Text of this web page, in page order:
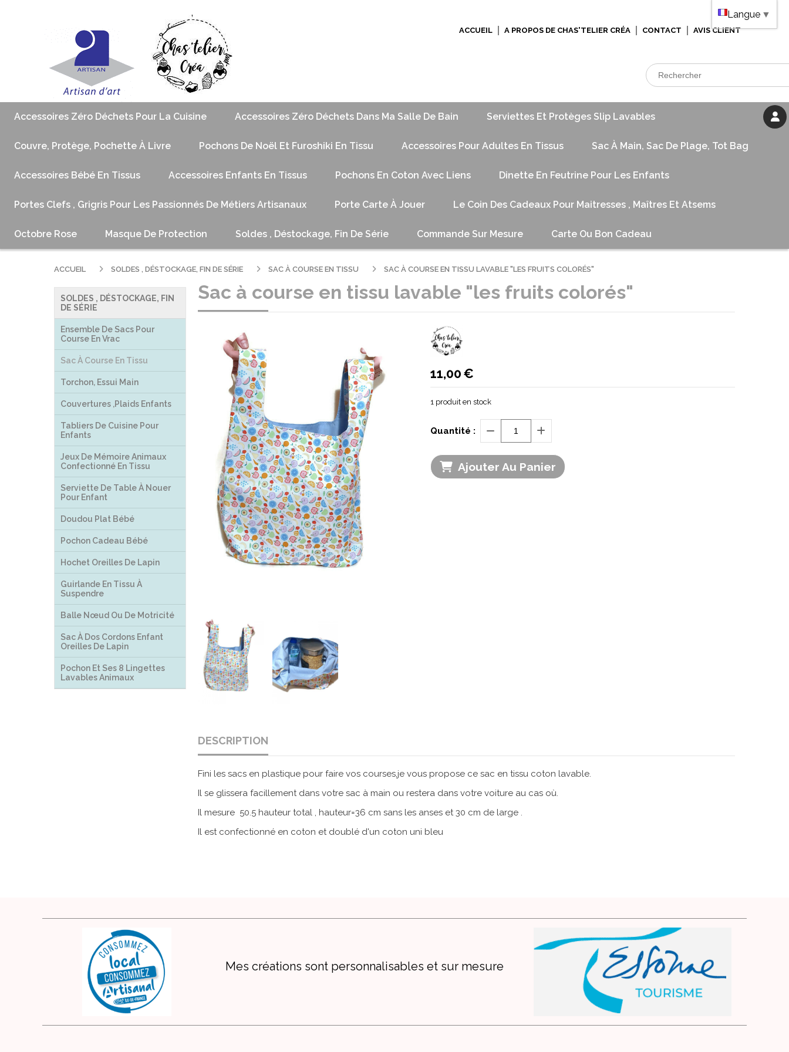
ACCUEIL A PROPOS DE CHAS'TELIER CRÉA CONTACT AVIS CLIENT
Accessoires Zéro Déchets Pour La Cuisine Accessoires Zéro Déchets Dans Ma Salle De Bain Serviettes Et Protèges Slip Lavables
Couvre, Protège, Pochette À Livre Pochons De Noël Et Furoshiki En Tissu Accessoires Pour Adultes En Tissus Sac À Main, Sac De Plage, Tot Bag
Accessoires Bébé En Tissus Accessoires Enfants En Tissus Pochons En Coton Avec Liens Dinette En Feutrine Pour Les Enfants
Portes Clefs , Grigris Pour Les Passionnés De Métiers Artisanaux Porte Carte À Jouer Le Coin Des Cadeaux Pour Maitresses , Maîtres Et Atsems
Octobre Rose Masque De Protection Soldes , Déstockage, Fin De Série Commande Sur Mesure Carte Ou Bon Cadeau
SOLDES , DÉSTOCKAGE, FIN
DE SÉRIE
Ensemble De Sacs Pour
Course En Vrac
Sac À Course En Tissu
Torchon, Essui Main
Couvertures ,plaids Enfants
Tabliers De Cuisine Pour
Enfants
Jeux De Mémoire Animaux
Confectionné En Tissu
Serviette De Table À Nouer
Pour Enfant
Doudou Plat Bébé
Pochon Cadeau Bébé
Hochet Oreilles De Lapin
Guirlande En Tissu À
Suspendre
Balle Nœud Ou De Motricité
Sac À Dos Cordons Enfant
Oreilles De Lapin
Pochon Et Ses 8 Lingettes
Lavables Animaux
ACCUEIL SOLDES , DÉSTOCKAGE, FIN DE SÉRIE SAC À COURSE EN TISSU SAC À COURSE EN TISSU LAVABLE "LES FRUITS COLORÉS"
Sac à course en tissu lavable "les fruits colorés"
11,00€
1 produit en stock
Quantité :
Ajouter Au Panier
DESCRIPTION
Fini les sacs en plastique pour faire vos courses,je vous propose ce sac en tissu coton lavable.
Il se glissera facillement dans votre sac à main ou restera dans votre voiture au cas où.
Il mesure 50.5 hauteur total , hauteur=36 cm sans les anses et 30 cm de large .
Il est confectionné en coton et doublé d'un coton uni bleu
Mes créations sont personnalisables et sur mesure
Langue ▼